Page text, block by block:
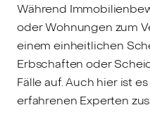
Während
oder Wohnungen zum
einem einheitlichen
Erbschaften oder
Fälle auf. Auch hier ist
erfahrenen Experten